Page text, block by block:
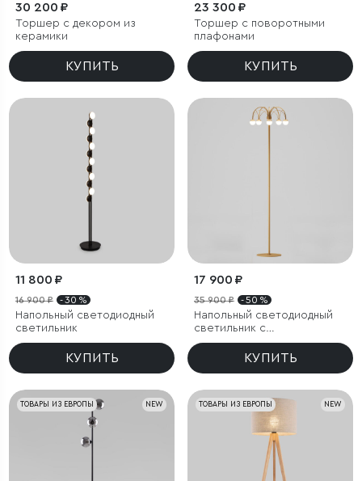
30 200 ₽
Торшер с декором из
керамики
КУПИТЬ
23 300 ₽
Торшер с поворотными
плафонами
КУПИТЬ
11 800 ₽
16 900 ₽ - 30 %
Напольный светодиодный
светильник
КУПИТЬ
17 900 ₽
35 900 ₽ - 50 %
Напольный светодиодный
светильник с
регулировкой цветовой
температуры Ragno
КУПИТЬ
NEW
ТОВАРЫ ИЗ ЕВРОПЫ NEW
ТОВАРЫ ИЗ ЕВРОПЫ